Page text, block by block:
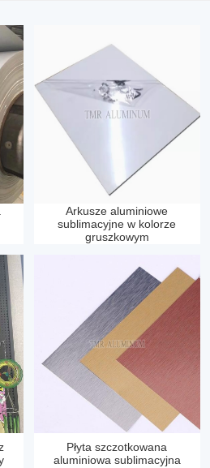
Arkusze aluminiowe
sublimacyjne w kolorze
gruszkowym
Płyta szczotkowana
aluminiowa sublimacyjna